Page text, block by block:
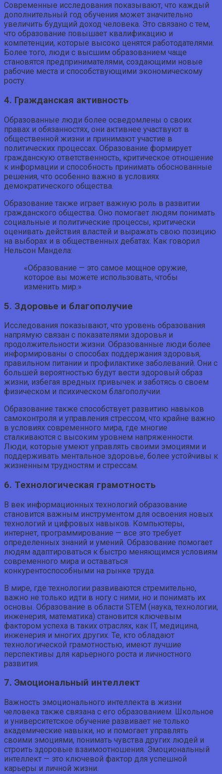
Современные исследования показывают, что каждый
дополнительный год обучения может значительно
увеличить будущий доход человека. Это связано с тем,
что образование повышает квалификацию и
компетенции, которые высоко ценятся работодателями.
Более того, люди с высшим образованием чаще
становятся предпринимателями, создающими новые
рабочие места и способствующими экономическому
росту.
4. Гражданская активность
Образованные люди более осведомлены о своих
правах и обязанностях, они активнее участвуют в
общественной жизни и принимают участие в
политических процессах. Образование формирует
гражданскую ответственность, критическое отношение
к информации и способность принимать обоснованные
решения, что особенно важно в условиях
демократического общества.
Образование также играет важную роль в развитии
гражданского общества. Оно помогает людям понимать
социальные и политические процессы, критически
оценивать действия властей и выражать свою позицию
на выборах и в общественных дебатах. Как говорил
Нельсон Мандела:
«Образование — это самое мощное оружие,
которое вы можете использовать, чтобы
изменить мир.»
5. Здоровье и благополучие
Исследования показывают, что уровень образования
напрямую связан с показателями здоровья и
продолжительности жизни. Образованные люди более
информированы о способах поддержания здоровья,
правильном питании и профилактике заболеваний. Они с
большей вероятностью будут вести здоровый образ
жизни, избегая вредных привычек и заботясь о своем
физическом и психическом благополучии.
Образование также способствует развитию навыков
самоконтроля и управления стрессом, что крайне важно
в условиях современного мира, где многие
сталкиваются с высоким уровнем напряженности.
Люди, которые умеют управлять своими эмоциями и
поддерживать ментальное здоровье, более устойчивы к
жизненным трудностям и стрессам.
6. Технологическая грамотность
В век информационных технологий образование
становится важным инструментом для освоения новых
технологий и цифровых навыков. Компьютеры,
интернет, программирование — все это требует
определенных знаний и умений. Образование помогает
людям адаптироваться к быстро меняющимся условиям
современного мира и оставаться
конкурентоспособными на рынке труда.
В мире, где технологии развиваются стремительно,
важно не только идти в ногу с ними, но и понимать их
основы. Образование в области STEM (наука, технологии,
инженерия, математика) становится ключевым
фактором успеха в таких отраслях, как IT, медицина,
инженерия и многих других. Те, кто обладают
технологической грамотностью, имеют лучшие
перспективы для карьерного роста и личностного
развития.
7. Эмоциональный интеллект
Важность эмоционального интеллекта в жизни
человека также связана с его образованием. Школьное
и университетское обучение развивает не только
академические навыки, но и помогает управлять
своими эмоциями, понимать чувства других людей и
строить здоровые взаимоотношения. Эмоциональный
интеллект — это ключевой фактор для успешной
карьеры и личной жизни.